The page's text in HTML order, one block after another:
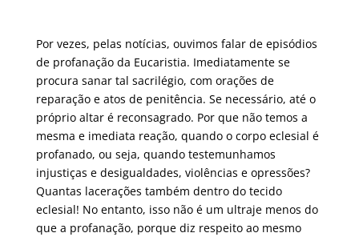
Por vezes, pelas notícias, ouvimos falar de episódios
de profanação da Eucaristia. Imediatamente se
procura sanar tal sacrilégio, com orações de
reparação e atos de penitência. Se necessário, até o
próprio altar é reconsagrado. Por que não temos a
mesma e imediata reação, quando o corpo eclesial é
profanado, ou seja, quando testemunhamos
injustiças e desigualdades, violências e opressões?
Quantas lacerações também dentro do tecido
eclesial! No entanto, isso não é um ultraje menos do
que a profanação, porque diz respeito ao mesmo